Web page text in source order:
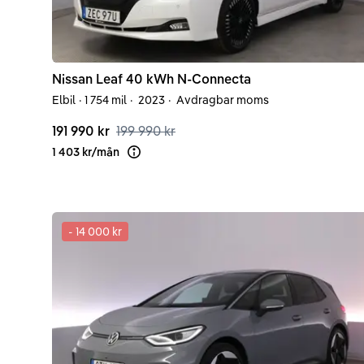
Nissan Leaf 40 kWh N-Connecta
Elbil · 1 754 mil · 2023 · Avdragbar moms
191 990 kr 199 990 kr
1 403 kr/mån Läs mer om finansiering
- 14 000 kr